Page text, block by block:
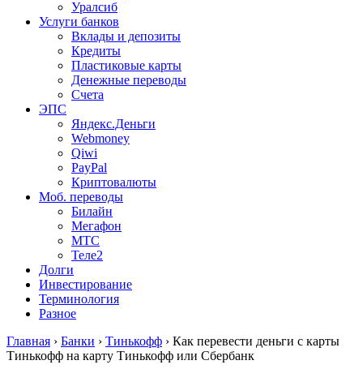
Уралсиб
Услуги банков
Вклады и депозиты
Кредиты
Пластиковые карты
Денежные переводы
Счета
ЭПС
Яндекс.Деньги
Webmoney
Qiwi
PayPal
Криптовалюты
Моб. переводы
Билайн
Мегафон
МТС
Теле2
Долги
Инвестирование
Терминология
Разное
Главная › Банки › Тинькофф › Как перевести деньги с карты
Тинькофф на карту Тинькофф или Сбербанк